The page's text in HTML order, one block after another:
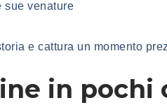
sue venature
e cattura un momento
in pochi